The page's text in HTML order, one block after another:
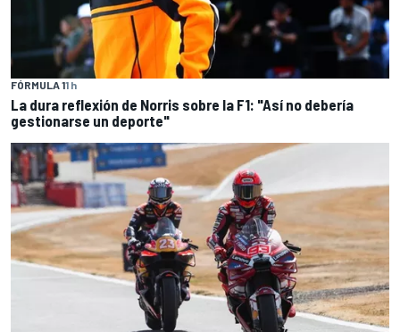
FÓRMULA 11 h
La dura reflexión de Norris sobre la F1: "Así no debería
gestionarse un deporte"